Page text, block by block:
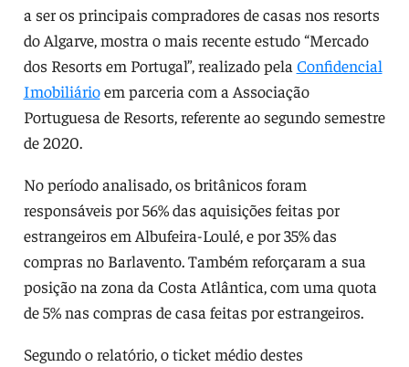
a ser os principais compradores de casas nos resorts
do Algarve, mostra o mais recente estudo “Mercado
dos Resorts em Portugal”, realizado pela Confidencial
Imobiliárioem parceria com a Associação
Portuguesa de Resorts, referente ao segundo semestre
de 2020.
No período analisado, os britânicos foram
responsáveis por 56% das aquisições feitas por
estrangeiros em Albufeira-Loulé, e por 35% das
compras no Barlavento. Também reforçaram a sua
posição na zona da Costa Atlântica, com uma quota
de 5% nas compras de casa feitas por estrangeiros.
Segundo o relatório, o ticket médio destes